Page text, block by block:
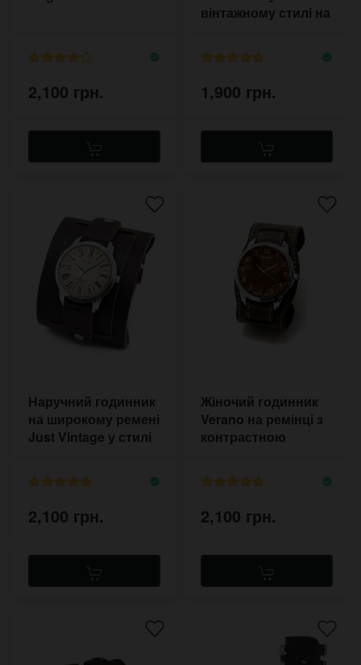
2,100 грн.
вінтажному стилі на
1,900 грн.
Наручний годинник
на широкому ремені
Just Vintage у стилі
2,100 грн.
Жіночий годинник
Verano на ремінці з
контрастною
2,100 грн.